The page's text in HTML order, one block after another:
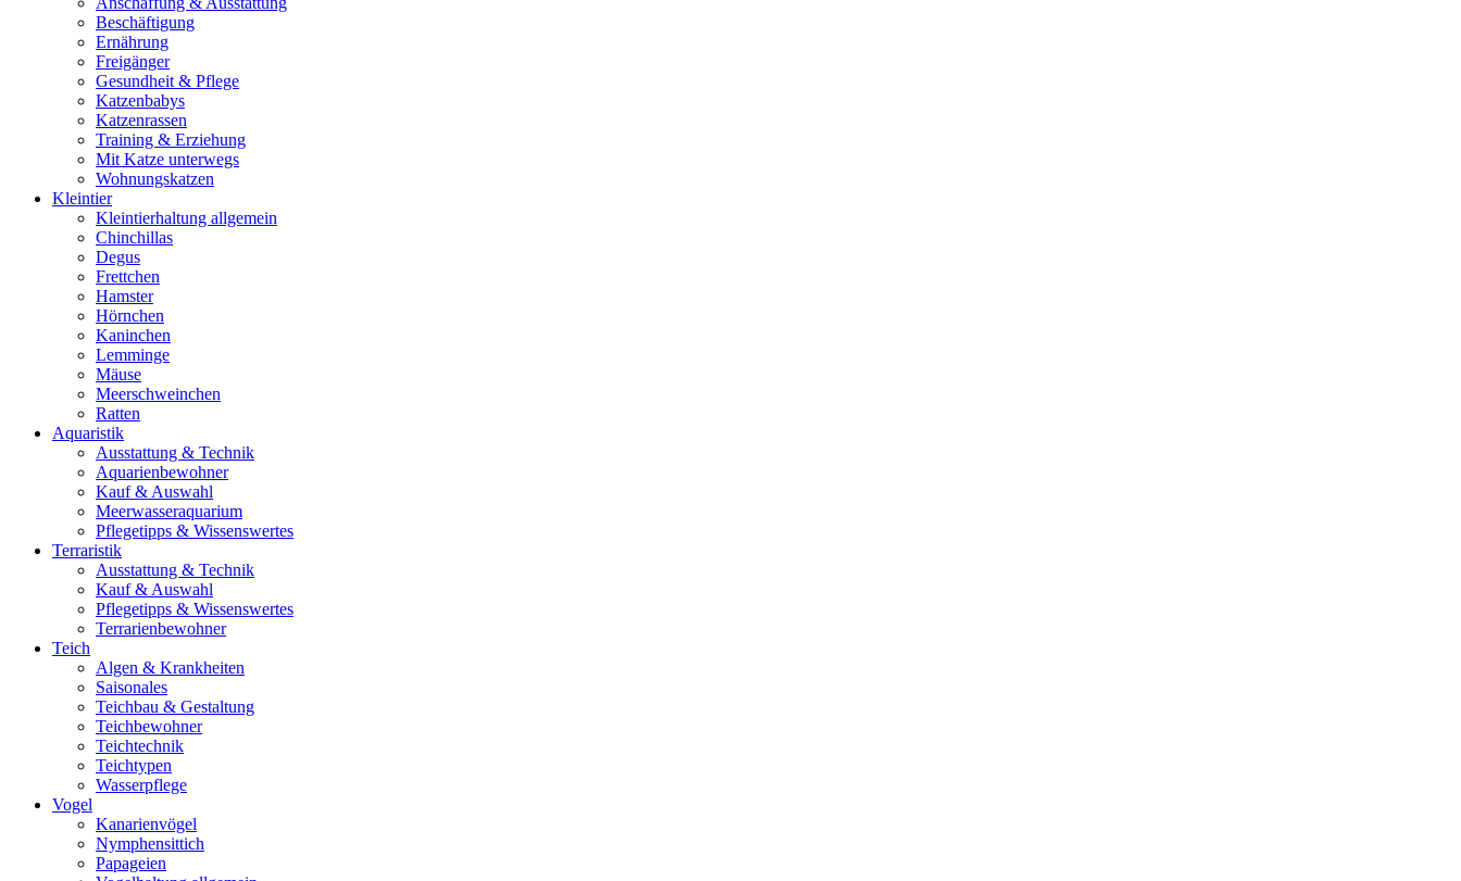
Beschäftigung
Ernährung
Freigänger
Gesundheit & Pflege
Katzenbabys
Katzenrassen
Training & Erziehung
Mit Katze unterwegs
Wohnungskatzen
Kleintier
Kleintierhaltung allgemein
Chinchillas
Degus
Frettchen
Hamster
Hörnchen
Kaninchen
Lemminge
Mäuse
Meerschweinchen
Ratten
Aquaristik
Ausstattung & Technik
Aquarienbewohner
Kauf & Auswahl
Meerwasseraquarium
Pflegetipps & Wissenswertes
Terraristik
Ausstattung & Technik
Kauf & Auswahl
Pflegetipps & Wissenswertes
Terrarienbewohner
Teich
Algen & Krankheiten
Saisonales
Teichbau & Gestaltung
Teichbewohner
Teichtechnik
Teichtypen
Wasserpflege
Vogel
Kanarienvögel
Nymphensittich
Papageien